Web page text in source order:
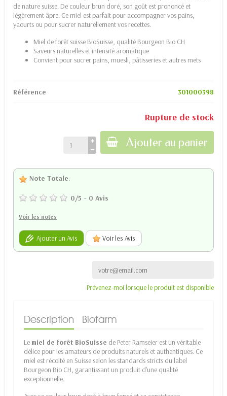
de nature suisse. De couleur brun doré, son goût est prononcé et
légèrement âpre. Ce miel est parfait pour accompagner vos pains,
yaourts ou pour sucrer naturellement vos recettes.
Miel de forêt suisse BioSuisse, qualité Bourgeon Bio CH
Saveurs naturelles et intensité aromatique
Convient pour sucrer pains, muesli, pâtisseries et autres mets
Référence 301000398
Rupture de stock
Ajouter au panier
Note Totale:
0/5 - 0 Avis
Voir les notes
Ajouter un Avis Voir les Avis
Prévenez-moi lorsque le produit est disponible
Description Biofarm
Le miel de forêt BioSuisse de Peter Ramseier est un véritable
délice pour les amateurs de produits naturels et authentiques. Ce
miel est récolté en Suisse selon les standards stricts du label
Bourgeon Bio CH, garantissant un produit d'une qualité
exceptionnelle.